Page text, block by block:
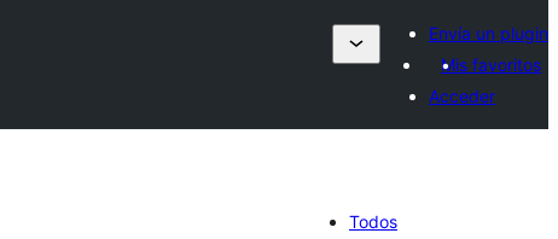
Envía un plugin
Mis favoritos
Acceder
Todos